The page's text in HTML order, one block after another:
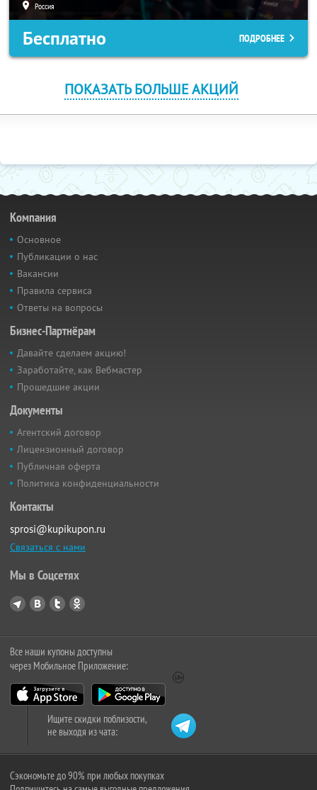
Россия
Бесплатно ПОДРОБНЕЕ
ПОКАЗАТЬ БОЛЬШЕ АКЦИЙ
Компания
Основное
Публикации о нас
Вакансии
Правила сервиса
Ответы на вопросы
Бизнес-Партнёрам
Давайте сделаем акцию!
Заработайте, как Вебмастер
Прошедшие акции
Документы
Агентский договор
Лицензионный договор
Публичная оферта
Политика конфиденциальности
Контакты
sprosi@kupikupon.ru
Связаться с нами
Мы в Соцсетях
Все наши купоны доступны
через Мобильное Приложение:
Ищите скидки поблизости,
не выходя из чата:
Сэкономьте до 90% при любых покупках